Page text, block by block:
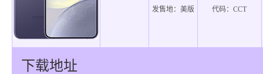
发售地： 美版 代码：CCT
下载地址